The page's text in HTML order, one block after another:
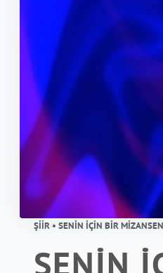
ŞIIR • SENİN İÇİN BİR MİZANSEN
SENİN